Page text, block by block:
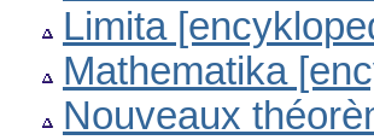
Limita
Mathematika
Nouveaux